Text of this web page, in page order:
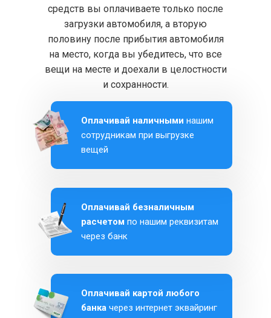
средств вы оплачиваете только после
загрузки автомобиля, а вторую
половину после прибытия автомобиля
на место, когда вы убедитесь, что все
вещи на месте и доехали в целостности
и сохранности.
Оплачивай картой любого
банка через интернет эквайринг
Оплачивай безналичным
расчетом по нашим реквизитам
через банк
Оплачивай наличными нашим
сотрудникам при выгрузке
вещей